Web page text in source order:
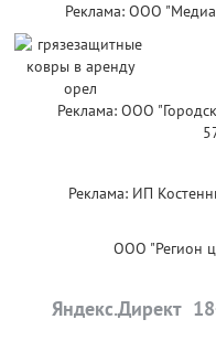
Реклама: ООО
Реклама: ООО
Реклама: ИП
ООО "Регион
Яндекс.Директ